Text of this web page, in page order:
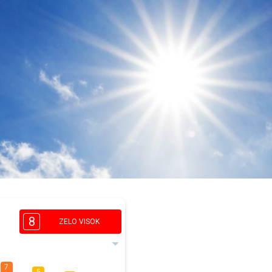
8 ZELO VISOK
7